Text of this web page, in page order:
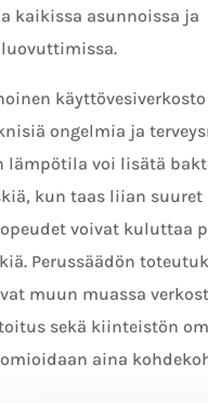
kaikissa asunnoissa ja
ongelmia ja
lämpötila voi lisätä
kun taas liian suuret
voivat kuluttaa
Perussäädön
muun muassa
sekä kiinteistön
aina